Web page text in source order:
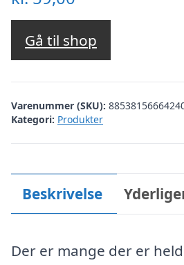
Gå til shop
Varenummer (SKU):
Kategori: Produkter
Beskrivelse
Der er mange der er